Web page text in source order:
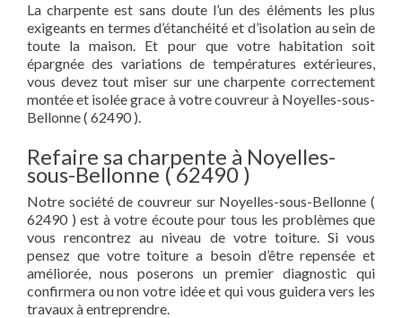
La charpente est sans doute l’un des éléments les plus
exigeants en termes d’étanchéité et d’isolation au sein de
toute la maison. Et pour que votre habitation soit
épargnée des variations de températures extérieures,
vous devez tout miser sur une charpente correctement
montée et isolée grace à votre couvreur à Noyelles-sous-
Bellonne ( 62490 ).
Refaire sa charpente à Noyelles-
sous-Bellonne ( 62490 )
Notre société de couvreur sur Noyelles-sous-Bellonne (
62490 ) est à votre écoute pour tous les problèmes que
vous rencontrez au niveau de votre toiture. Si vous
pensez que votre toiture a besoin d’être repensée et
améliorée, nous poserons un premier diagnostic qui
confirmera ou non votre idée et qui vous guidera vers les
travaux à entreprendre.